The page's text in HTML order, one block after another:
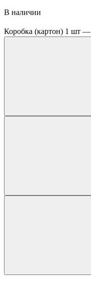
В наличии
Коробка (картон) 1 шт —